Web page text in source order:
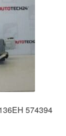
574394